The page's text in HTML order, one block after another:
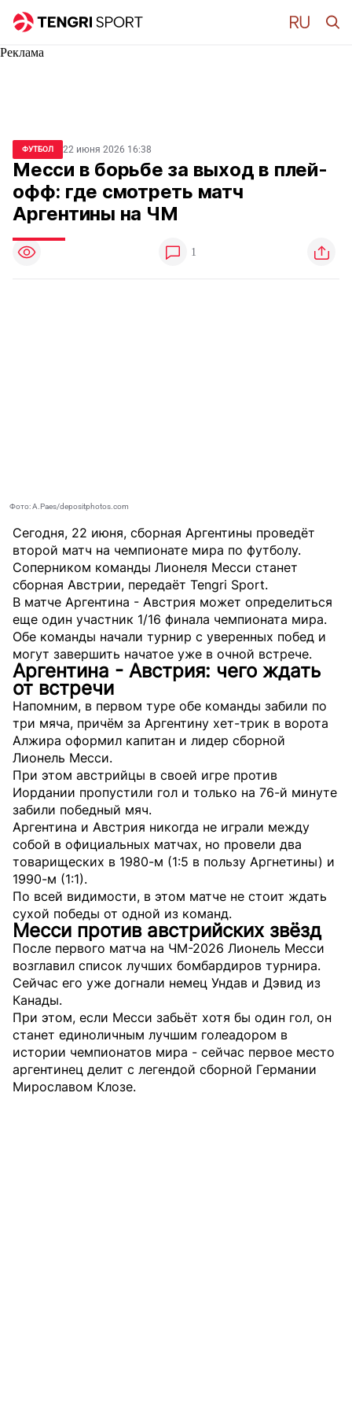
Реклама
ФУТБОЛ 22 июня 2026 16:38
Месси в борьбе за выход в плей-
офф: где смотреть матч
Аргентины на ЧМ
1
Фото: A.Paes/depositphotos.com
Сегодня, 22 июня, сборная Аргентины проведёт
второй матч на чемпионате мира по футболу.
Соперником команды Лионеля Месси станет
сборная Австрии, передаёт Tengri Sport.
В матче Аргентина - Австрия может определиться
еще один участник 1/16 финала чемпионата мира.
Обе команды начали турнир с уверенных побед и
могут завершить начатое уже в очной встрече.
Аргентина - Австрия: чего ждать
от встречи
Напомним, в первом туре обе команды забили по
три мяча, причём за Аргентину хет-трик в ворота
Алжира оформил капитан и лидер сборной
Лионель Месси.
При этом австрийцы в своей игре против
Иордании пропустили гол и только на 76-й минуте
забили победный мяч.
Аргентина и Австрия никогда не играли между
собой в официальных матчах, но провели два
товарищеских в 1980-м (1:5 в пользу Аргнетины) и
1990-м (1:1).
По всей видимости, в этом матче не стоит ждать
сухой победы от одной из команд.
Месси против австрийских звёзд
После первого матча на ЧМ-2026 Лионель Месси
возглавил список лучших бомбардиров турнира.
Сейчас его уже догнали немец Ундав и Дэвид из
Канады.
При этом, если Месси забьёт хотя бы один гол, он
станет единоличным лучшим голеадором в
истории чемпионатов мира - сейчас первое место
аргентинец делит с легендой сборной Германии
Мирославом Клозе.